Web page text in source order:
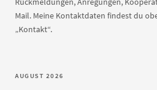
Mail. Meine Kontaktdaten findest du
„Kontakt“.
AUGUST 2026